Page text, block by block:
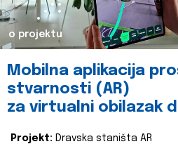
o projektu
Mobilna aplikacija
stvarnosti (AR)
za virtualni obilazak
Projekt: Dravska staništa AR